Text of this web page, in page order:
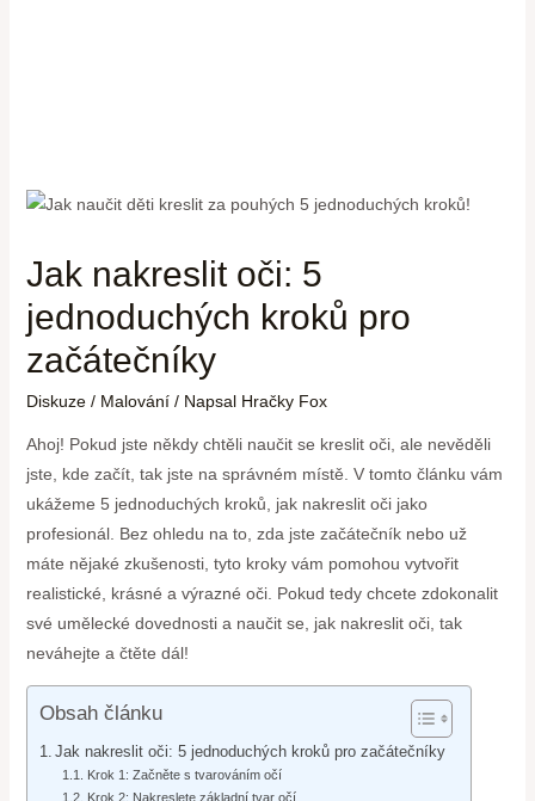
Jak nakreslit oči: 5
jednoduchých kroků pro
začátečníky
Diskuze / Malování/ Napsal Hračky Fox
Ahoj! Pokud jste někdy chtěli naučit se kreslit oči, ale nevěděli
jste, kde začít, tak jste na správném místě. V tomto článku vám
ukážeme 5 jednoduchých kroků, jak nakreslit oči jako
profesionál. Bez ohledu na to, zda jste začátečník nebo už
máte nějaké zkušenosti, tyto kroky vám pomohou vytvořit
realistické, krásné a výrazné oči. Pokud tedy chcete zdokonalit
své umělecké dovednosti a naučit se, jak nakreslit oči, tak
neváhejte a čtěte dál!
Obsah článku
Jak nakreslit oči: 5 jednoduchých kroků pro začátečníky
Krok 1: Začněte s tvarováním očí
Krok 2: Nakreslete základní tvar očí